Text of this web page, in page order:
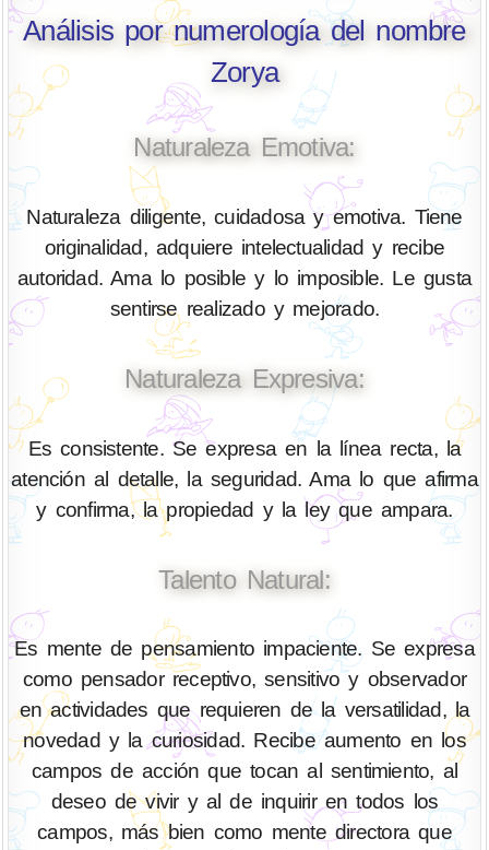
Análisis por numerología del nombre
Zorya
Naturaleza Emotiva:
Naturaleza diligente, cuidadosa y emotiva. Tiene
originalidad, adquiere intelectualidad y recibe
autoridad. Ama lo posible y lo imposible. Le gusta
sentirse realizado y mejorado.
Naturaleza Expresiva:
Es consistente. Se expresa en la línea recta, la
atención al detalle, la seguridad. Ama lo que afirma
y confirma, la propiedad y la ley que ampara.
Talento Natural:
Es mente de pensamiento impaciente. Se expresa
como pensador receptivo, sensitivo y observador
en actividades que requieren de la versatilidad, la
novedad y la curiosidad. Recibe aumento en los
campos de acción que tocan al sentimiento, al
deseo de vivir y al de inquirir en todos los
campos, más bien como mente directora que